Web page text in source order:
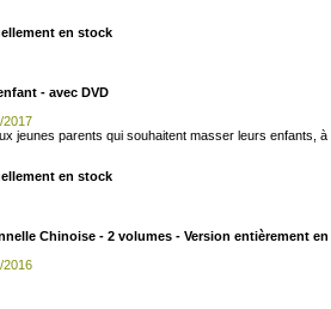
en stock
- avec DVD
jeunes parents qui souhaitent masser leurs enfants,
en stock
Chinoise - 2 volumes - Version entièrement